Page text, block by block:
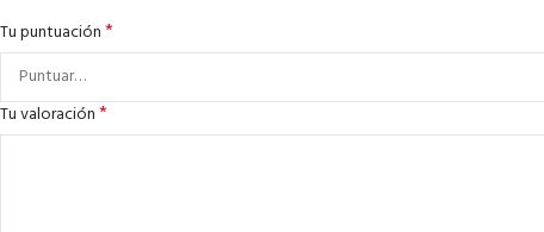
Tu puntuación*
Tu valoración*